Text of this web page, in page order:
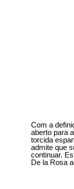
Com a
aberto para
torcida
admite que
continuar.
De la Rosa